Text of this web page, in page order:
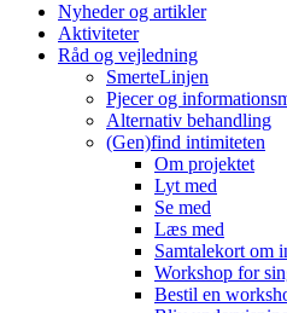
Nyheder og artikler
Aktiviteter
Råd og vejledning
SmerteLinjen
Pjecer og
Alternativ behandling
(Gen)find intimiteten
Om projektet
Lyt med
Se med
Læs med
Samtalekort om
Workshop for
Bestil en